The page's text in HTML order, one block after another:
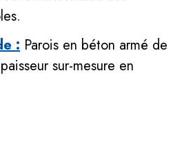
: Parois en béton armé de
sur-mesure en